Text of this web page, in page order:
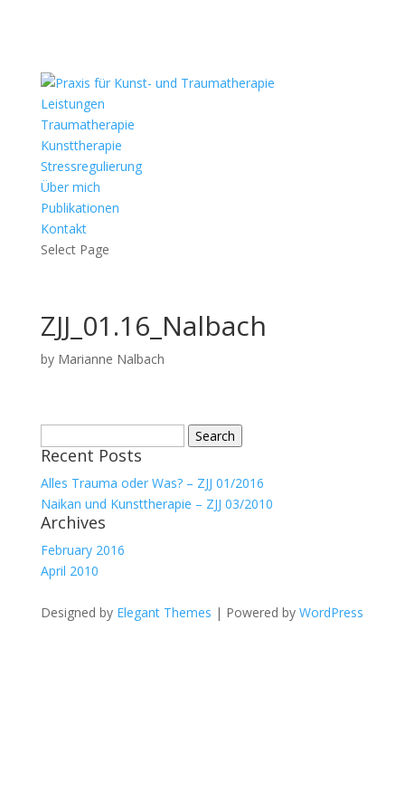
Leistungen
Traumatherapie
Kunsttherapie
Stressregulierung
Über mich
Publikationen
Kontakt
Select Page
ZJJ_01.16_Nalbach
by Marianne Nalbach
for:
Recent Posts
Alles Trauma oder Was? – ZJJ 01/2016
Naikan und Kunsttherapie – ZJJ 03/2010
Archives
February 2016
April 2010
Designed by Elegant Themes | Powered by WordPress